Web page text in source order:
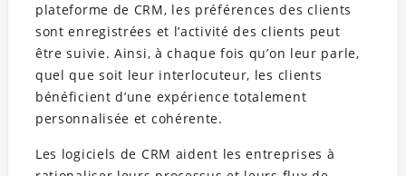
plateforme de CRM, les préférences des clients
sont enregistrées et l’activité des clients peut
être suivie. Ainsi, à chaque fois qu’on leur parle,
quel que soit leur interlocuteur, les clients
bénéficient d’une expérience totalement
personnalisée et cohérente.
Les logiciels de CRM aident les entreprises à